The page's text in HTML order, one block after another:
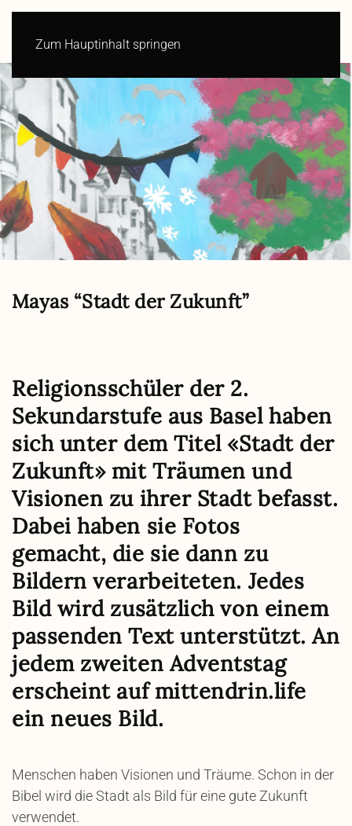
Zum Hauptinhalt springen
Mayas “Stadt der Zukunft”
Religionsschüler der 2.
Sekundarstufe aus Basel haben
sich unter dem Titel «Stadt der
Zukunft» mit Träumen und
Visionen zu ihrer Stadt befasst.
Dabei haben sie Fotos
gemacht, die sie dann zu
Bildern verarbeiteten. Jedes
Bild wird zusätzlich von einem
passenden Text unterstützt. An
jedem zweiten Adventstag
erscheint auf mittendrin.life
ein neues Bild.
Menschen haben Visionen und Träume. Schon in der
Bibel wird die Stadt als Bild für eine gute Zukunft
verwendet.